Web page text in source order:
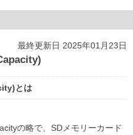
最終更新日 2025年01月23日
とは
の略で、SDメモリーカード